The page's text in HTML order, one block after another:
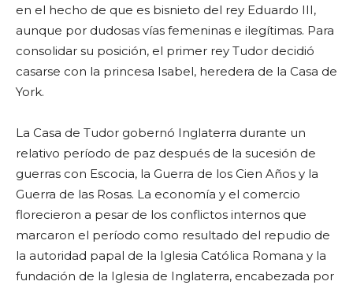
en el hecho de que es bisnieto del rey Eduardo III,
aunque por dudosas vías femeninas e ilegítimas. Para
consolidar su posición, el primer rey Tudor decidió
casarse con la princesa Isabel, heredera de la Casa de
York.
La Casa de Tudor gobernó Inglaterra durante un
relativo período de paz después de la sucesión de
guerras con Escocia, la Guerra de los Cien Años y la
Guerra de las Rosas. La economía y el comercio
florecieron a pesar de los conflictos internos que
marcaron el período como resultado del repudio de
la autoridad papal de la Iglesia Católica Romana y la
fundación de la Iglesia de Inglaterra, encabezada por